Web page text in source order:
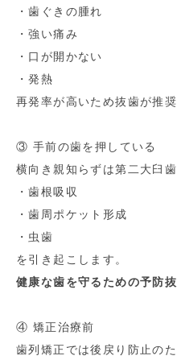
・歯ぐきの腫れ
・強い痛み
・口が開かない
・発熱
再発率が高いため抜歯が推奨
③ 手前の歯を押している
横向き親知らずは第二大臼歯
・歯根吸収
・歯周ポケット形成
・虫歯
を引き起こします。
健康な歯を守るための予防
④ 矯正治療前
歯列矯正では後戻り防止の